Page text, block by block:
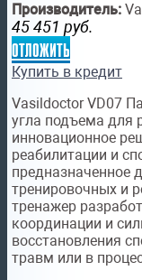
Производитель:
45 451 руб.
отложить
Купить в кредит
Vasildoctor VD07
угла подъема для
инновационное
реабилитации и
предназначенное
тренировочных и
тренажер
координации и
восстановления
травм или в